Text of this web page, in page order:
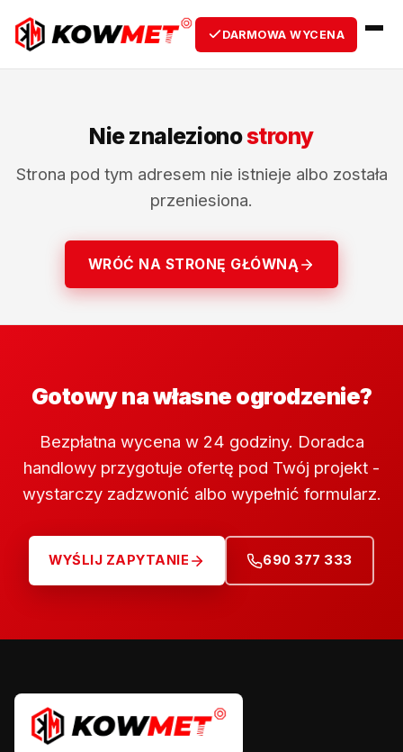
DARMOWA WYCENA
Nie znalezionostrony
Strona pod tym adresem nie istnieje albo została
przeniesiona.
WRÓĆ NA STRONĘ GŁÓWNĄ
Gotowy na własne ogrodzenie?
Bezpłatna wycena w 24 godziny. Doradca
handlowy przygotuje ofertę pod Twój projekt -
wystarczy zadzwonić albo wypełnić formularz.
WYŚLIJ ZAPYTANIE 690 377 333